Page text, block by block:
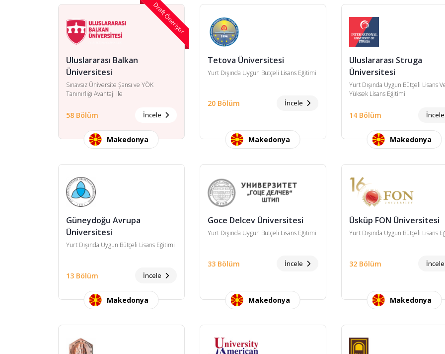
Draft Öneriyor
Uluslararası Balkan
Üniversitesi
Sınavsız Üniversite Şansı ve YÖK
Tanınırlığı Avantajı ile
58 Bölüm İncele
Makedonya
Tetova Üniversitesi
Yurt Dışında Uygun Bütçeli Lisans Eğitimi
20 Bölüm İncele
Makedonya
Uluslararası Struga
Üniversitesi
Yurt Dışında Uygun Bütçeli Lisans
Yüksek Lisans Eğitimi
14 Bölüm
Makedonya
Güneydoğu Avrupa
Üniversitesi
Yurt Dışında Uygun Bütçeli Lisans Eğitimi
13 Bölüm İncele
Makedonya
Goce Delcev Üniversitesi
Yurt Dışında Uygun Bütçeli Lisans Eğitimi
33 Bölüm İncele
Makedonya
Üsküp FON Üniversitesi
Yurt Dışında Uygun Bütçeli Lisans
32 Bölüm
Makedonya